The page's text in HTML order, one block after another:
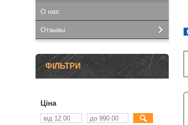
О нас
Отзывы
ФІЛЬТРИ
Ціна